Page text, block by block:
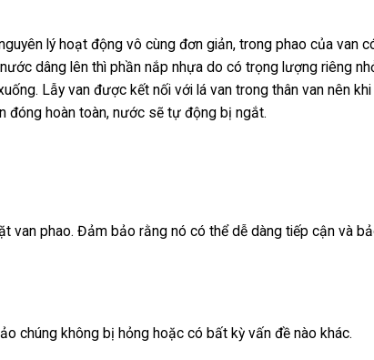
lý hoạt động vô cùng đơn giản, trong phao của van
dâng lên thì phần nắp nhựa do có trọng lượng riêng
Lẫy van được kết nối với lá van trong thân van nên khi
đóng hoàn toàn, nước sẽ tự động bị ngắt.
van phao. Đảm bảo rằng nó có thể dễ dàng tiếp cận và
chúng không bị hỏng hoặc có bất kỳ vấn đề nào khác.